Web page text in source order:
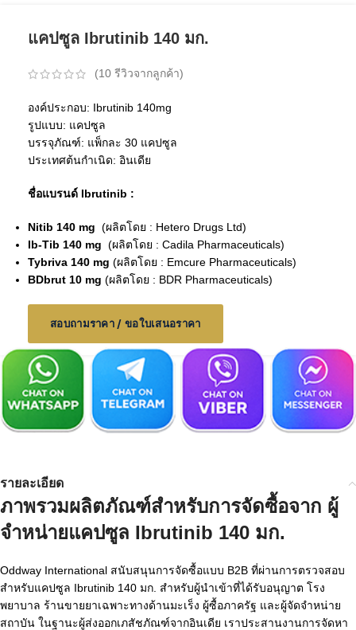
แคปซูล Ibrutinib 140 มก.
(10 รีวิวจากลูกค้า)
องค์ประกอบ: Ibrutinib 140mg
รูปแบบ: แคปซูล
บรรจุภัณฑ์: แพ็กละ 30 แคปซูล
ประเทศต้นกำเนิด: อินเดีย
ชื่อแบรนด์ Ibrutinib :
Nitib 140 mg (ผลิตโดย : Hetero Drugs Ltd)
Ib-Tib 140 mg (ผลิตโดย : Cadila Pharmaceuticals)
Tybriva 140 mg (ผลิตโดย : Emcure Pharmaceuticals)
BDbrut 10 mg (ผลิตโดย : BDR Pharmaceuticals)
สอบถามราคา / ขอใบเสนอราคา
รายละเอียด
ภาพรวมผลิตภัณฑ์สำหรับการจัดซื้อจาก ผู้
จำหน่ายแคปซูล Ibrutinib 140 มก.
Oddway International สนับสนุนการจัดซื้อแบบ B2B ที่ผ่านการตรวจสอบ
สำหรับแคปซูล Ibrutinib 140 มก. สำหรับผู้นำเข้าที่ได้รับอนุญาต โรง
พยาบาล ร้านขายยาเฉพาะทางด้านมะเร็ง ผู้ซื้อภาครัฐ และผู้จัดจำหน่าย
สถาบัน ในฐานะผู้ส่งออกเภสัชภัณฑ์จากอินเดีย เราประสานงานการจัดหา